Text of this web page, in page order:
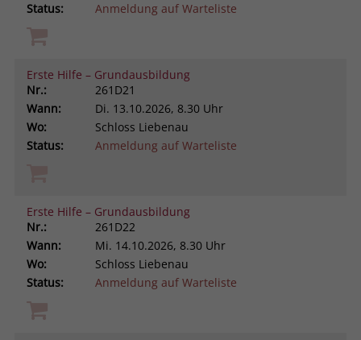
Status:
Anmeldung auf Warteliste
Erste Hilfe – Grundausbildung
Nr.:
261D21
Wann:
Di. 13.10.2026, 8.30 Uhr
Wo:
Schloss Liebenau
Status:
Anmeldung auf Warteliste
Erste Hilfe – Grundausbildung
Nr.:
261D22
Wann:
Mi. 14.10.2026, 8.30 Uhr
Wo:
Schloss Liebenau
Status:
Anmeldung auf Warteliste